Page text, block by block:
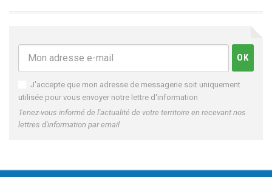
J'accepte que mon adresse de messagerie soit uniquement
utilisée pour vous envoyer notre lettre d'information
Tenez-vous informé de l'actualité de votre territoire en recevant nos
lettres d'information par email